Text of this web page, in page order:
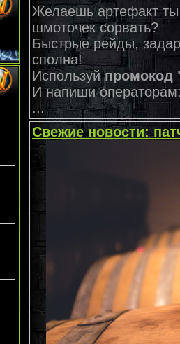
Желаешь артефакт
шмоточек сорвать?
Быстрые рейды,
сполна!
Используйпромокод
И напиши
...
Свежие новости: